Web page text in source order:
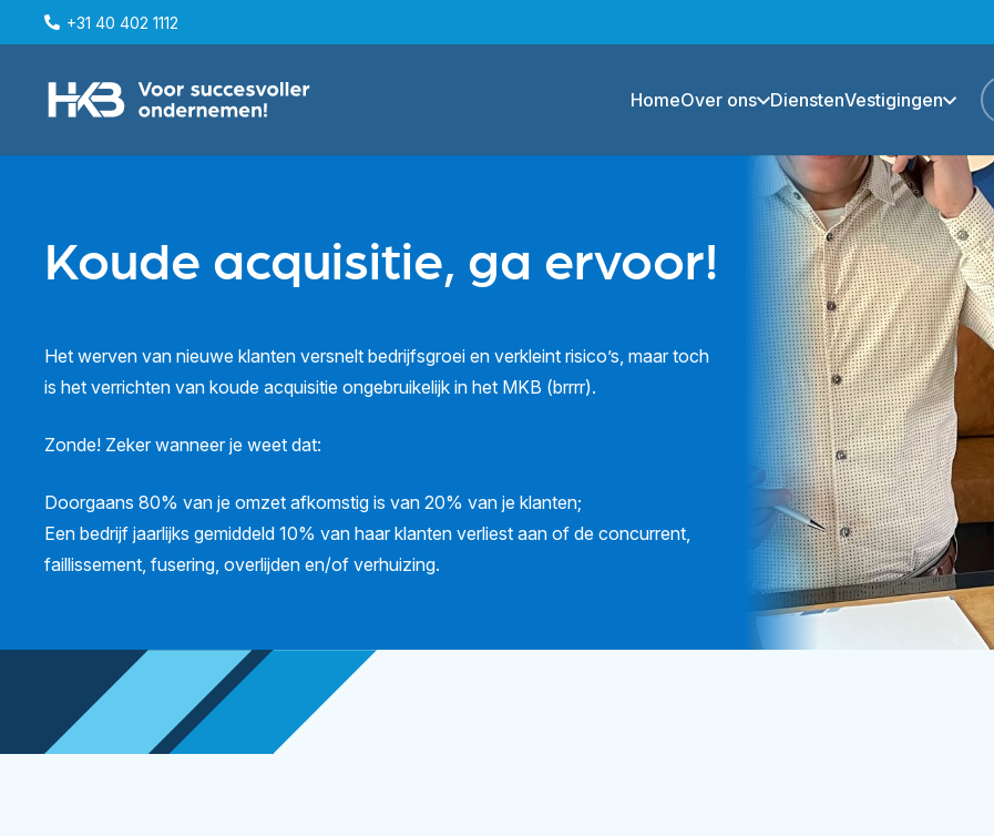
+31 40 402 1112
HomeOver ons DienstenVestigingen
Koude acquisitie, ga ervoor!
Het werven van nieuwe klanten versnelt bedrijfsgroei en verkleint risico’s, maar toch
is het verrichten van koude acquisitie ongebruikelijk in het MKB (brrrr).
Zonde! Zeker wanneer je weet dat:
Doorgaans 80% van je omzet afkomstig is van 20% van je klanten;
Een bedrijf jaarlijks gemiddeld 10% van haar klanten verliest aan of de concurrent,
faillissement, fusering, overlijden en/of verhuizing.